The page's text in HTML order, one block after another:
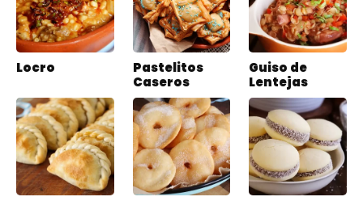
Locro
Pastelitos
Caseros
Guiso de
Lentejas